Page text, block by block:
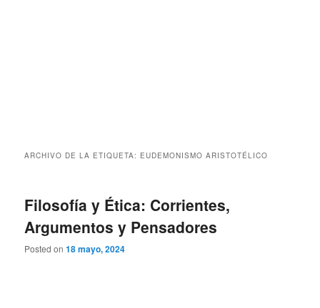
ARCHIVO DE LA ETIQUETA: EUDEMONISMO ARISTOTÉLICO
Filosofía y Ética: Corrientes,
Argumentos y Pensadores
Posted on18 mayo, 2024